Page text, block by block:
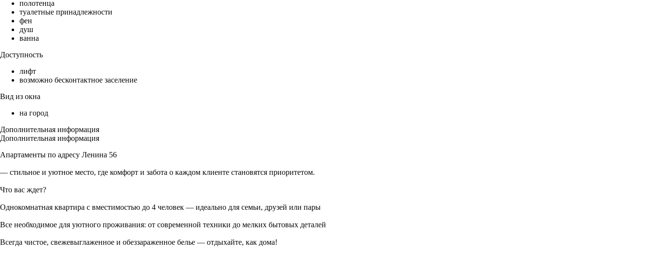
полотенца
туалетные принадлежности
фен
душ
ванна
Доступность
лифт
возможно бесконтактное заселение
Вид из окна
на город
Дополнительная информация
Дополнительная информация
Апартаменты по адресу Ленина 56
— стильное и уютное место, где комфорт и забота о каждом клиенте становятся приоритетом.
Что вас ждет?
Однокомнатная квартира с вместимостью до 4 человек — идеально для семьи, друзей или пары
Все необходимое для уютного проживания: от современной техники до мелких бытовых деталей
Всегда чистое, свежевыглаженное и обеззараженное белье — отдыхайте, как дома!